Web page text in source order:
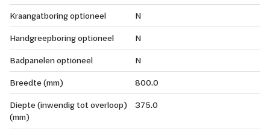
Kraangatboring optioneel
N
Handgreepboring optioneel
N
Badpanelen optioneel
N
Breedte (mm)
800.0
Diepte (inwendig tot overloop)
(mm)
375.0